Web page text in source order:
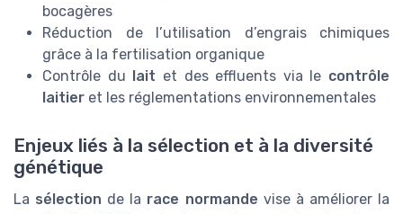
bocagères
Réduction de l’utilisation d’engrais chimiques
grâce à la fertilisation organique
Contrôle du
lait et des effluents via le contrôle
laitier et les réglementations environnementales
Enjeux liés à la sélection et à la diversité
génétique
La sélection de la race normande vise à améliorer la